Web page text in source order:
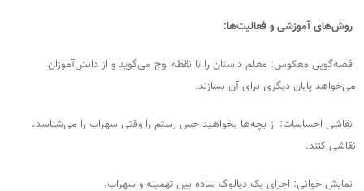
روش‌های آموزشی و فعالیت‌ها:
قصه‌گویی معکوس: معلم داستان را تا نقطه اوج می‌گوید و از دانش‌آموزان
می‌خواهد پایان دیگری برای آن بسازند.
نقاشی احساسات: از بچه‌ها بخواهید حس رستم را وقتی سهراب را می‌شناسد،
نقاشی کنند.
نمایش خوانی: اجرای یک دیالوگ ساده بین تهمینه و سهراب.